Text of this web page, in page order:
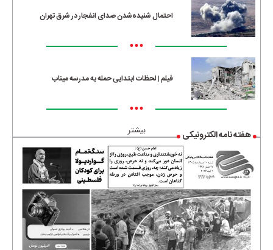
احتمال شنیده‌شدن صدای انفجار در شرق تهران
•••
فیلم | لحظات ابتدایی حمله به مدرسه میناب
•••
بیشتر هفته نامه الکترونیکی